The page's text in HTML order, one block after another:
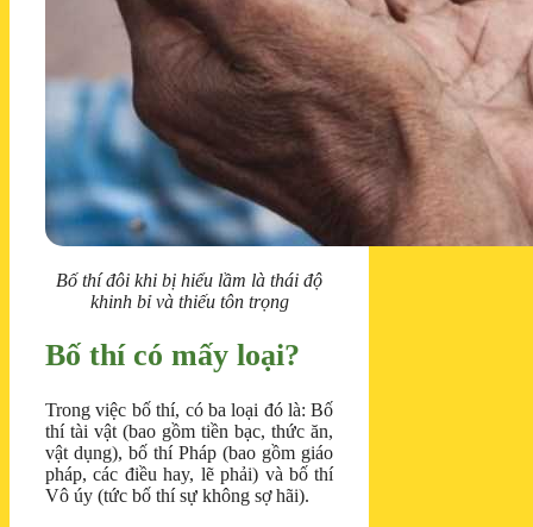
Bố thí đôi khi bị hiểu lầm là thái độ
khinh bỉ và thiếu tôn trọng
Bố thí có mấy loại?
Trong việc bố thí, có ba loại đó là: Bố
thí tài vật (bao gồm tiền bạc, thức ăn,
vật dụng), bố thí Pháp (bao gồm giáo
pháp, các điều hay, lẽ phải) và bố thí
Vô úy (tức bố thí sự không sợ hãi).